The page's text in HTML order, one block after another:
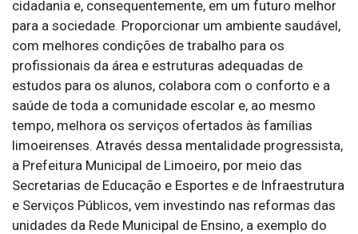
cidadania e, consequentemente, em um futuro melhor
para a sociedade. Proporcionar um ambiente saudável,
com melhores condições de trabalho para os
profissionais da área e estruturas adequadas de
estudos para os alunos, colabora com o conforto e a
saúde de toda a comunidade escolar e, ao mesmo
tempo, melhora os serviços ofertados às famílias
limoeirenses. Através dessa mentalidade progressista,
a Prefeitura Municipal de Limoeiro, por meio das
Secretarias de Educação e Esportes e de Infraestrutura
e Serviços Públicos, vem investindo nas reformas das
unidades da Rede Municipal de Ensino, a exemplo do